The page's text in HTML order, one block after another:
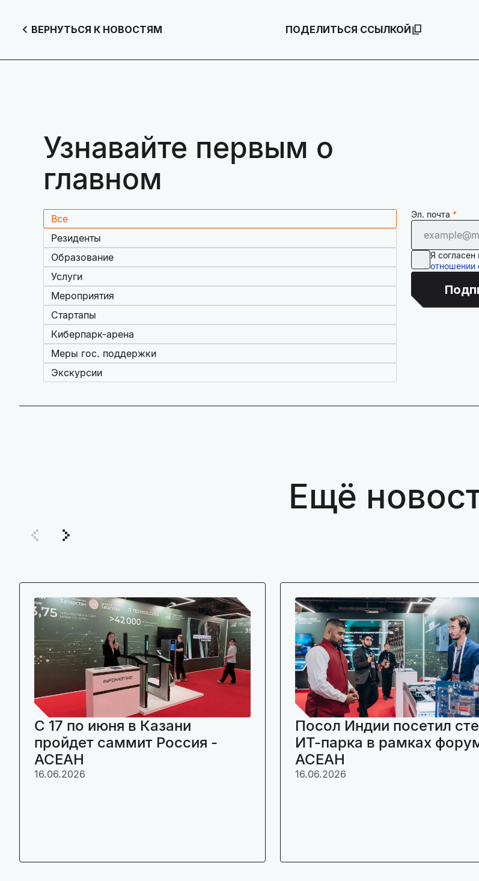
ВЕРНУТЬСЯ К НОВОСТЯМ ПОДЕЛИТЬСЯ ССЫЛКОЙ
Узнавайте первым о
главном
Все
Резиденты
Образование
Услуги
Мероприятия
Стартапы
Киберпарк-арена
Меры гос. поддержки
Экскурсии
Эл. почта
Я согласен
отношении
Ещё
C 17 по июня в Казани
пройдет саммит Россия -
АСЕАН
16.06.2026
Посол Индии посетил
ИТ-парка в рамках
АСЕАН
16.06.2026